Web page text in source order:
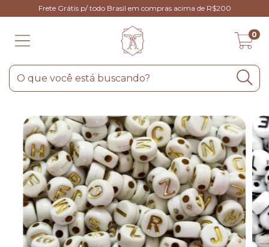
Frete Grátis p/ todo Brasil em compras acima de R$200
0